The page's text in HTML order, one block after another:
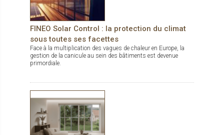
FINEO Solar Control : la protection du climat
sous toutes ses facettes
Face à la multiplication des vagues de chaleur en Europe, la
gestion de la canicule au sein des bâtiments est devenue
primordiale.